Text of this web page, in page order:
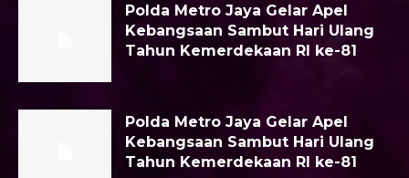
Polda Metro Jaya Gelar Apel
Kebangsaan Sambut Hari Ulang
Tahun Kemerdekaan RI ke-81
Polda Metro Jaya Gelar Apel
Kebangsaan Sambut Hari Ulang
Tahun Kemerdekaan RI ke-81